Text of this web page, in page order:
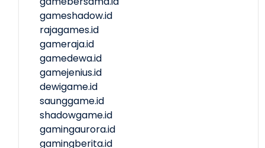
gameshadow.id
rajagames.id
gameraja.id
gamedewa.id
gamejenius.id
dewigame.id
saunggame.id
shadowgame.id
gamingaurora.id
gamingberita.id